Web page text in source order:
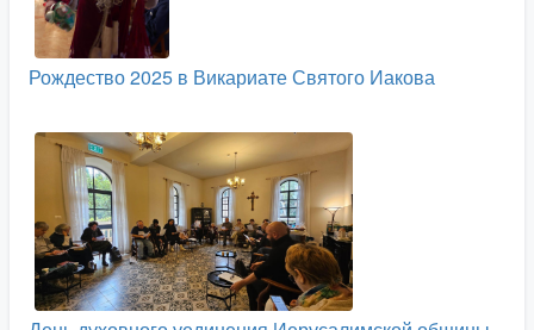
Рождество 2025 в Викариате Святого Иакова